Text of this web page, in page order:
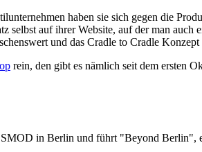
haben sie sich gegen die
selbst auf ihrer Website, auf der man auch
und das Cradle to Cradle
rein, den gibt es nämlich seit dem ersten
in Berlin und führt "Beyond Berlin",